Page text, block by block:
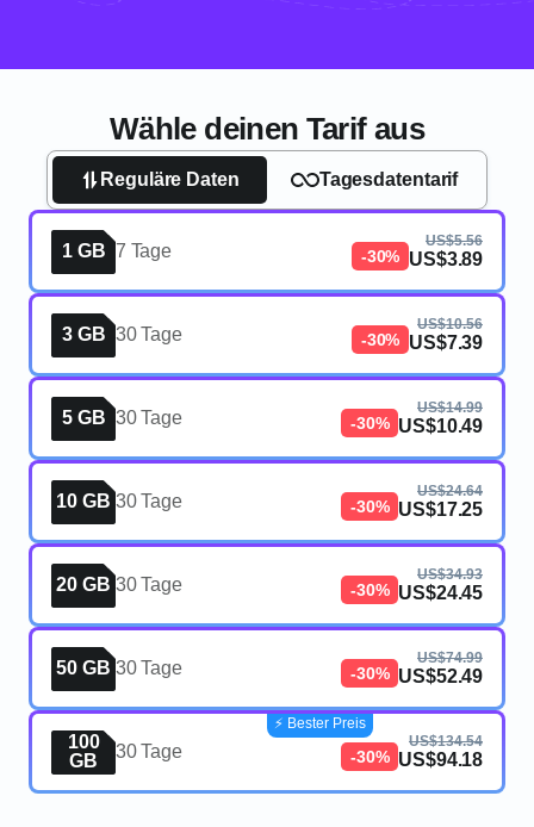
Wähle deinen Tarif aus
Reguläre Daten Tagesdatentarif
1 GB 7 Tage -30%
US$5.56
US$3.89
3 GB 30 Tage -30%
US$10.56
US$7.39
5 GB 30 Tage -30%
US$14.99
US$10.49
10 GB 30 Tage -30%
US$24.64
US$17.25
20 GB 30 Tage -30%
US$34.93
US$24.45
50 GB 30 Tage -30%
US$74.99
US$52.49
100
GB
30 Tage -30%
US$134.54
US$94.18
⚡️ Bester Preis